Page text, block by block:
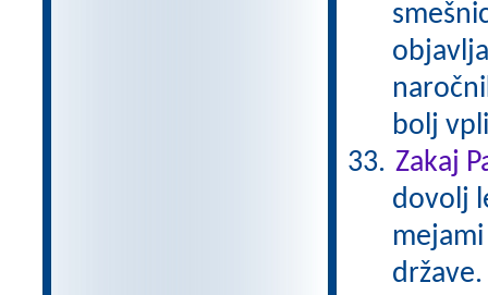
bolj
Zakaj
dovolj